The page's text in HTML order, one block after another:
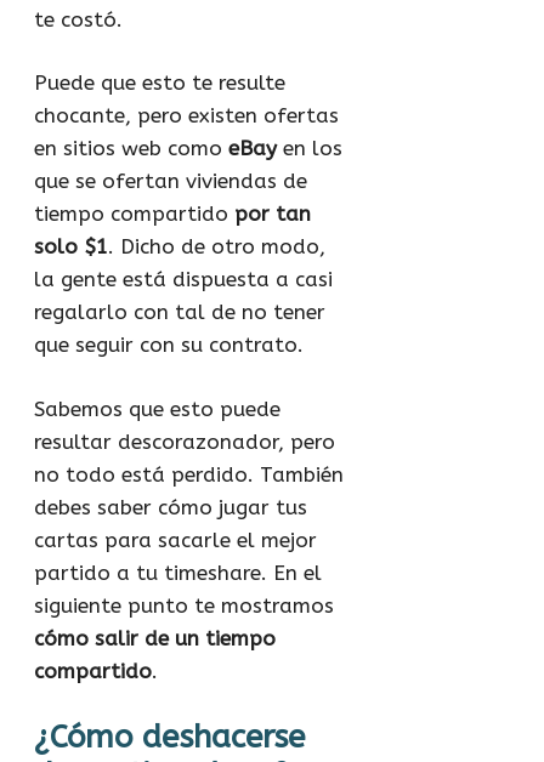
te costó.
Puede que esto te resulte
chocante, pero existen ofertas
en sitios web como eBayen los
que se ofertan viviendas de
tiempo compartido por tan
solo $1. Dicho de otro modo,
la gente está dispuesta a casi
regalarlo con tal de no tener
que seguir con su contrato.
Sabemos que esto puede
resultar descorazonador, pero
no todo está perdido. También
debes saber cómo jugar tus
cartas para sacarle el mejor
partido a tu timeshare. En el
siguiente punto te mostramos
cómo salir de un tiempo
compartido.
¿Cómo deshacerse